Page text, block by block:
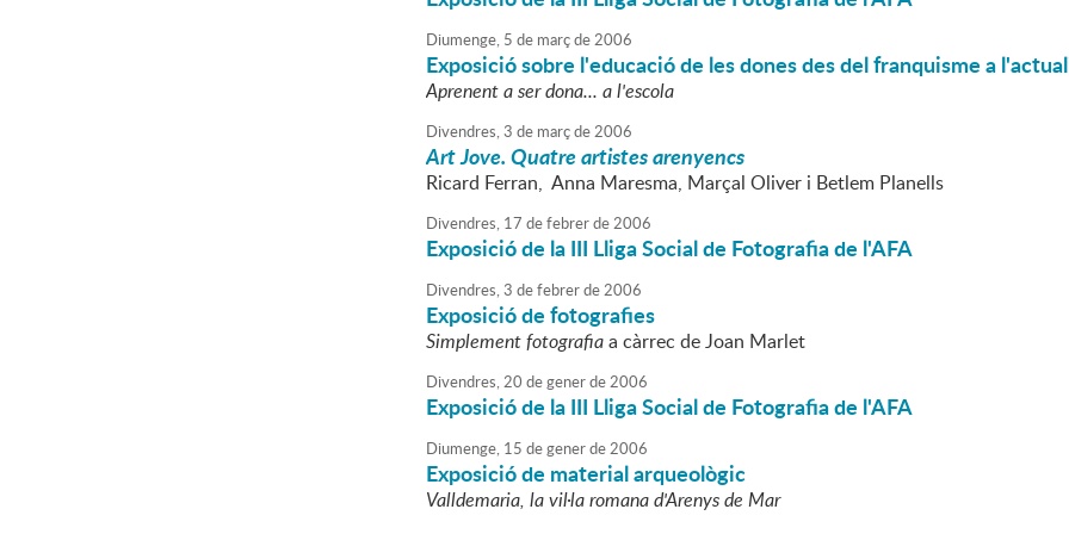
Diumenge, 5 de marçde2006
Exposició sobre l'educació de les dones des del franquisme a
Aprenent a ser dona... a l'escola
Divendres,3 de marçde2006
Art Jove. Quatre artistes arenyencs
Ricard Ferran, Anna Maresma, Marçal Oliver i Betlem Planells
Divendres, 17 defebrerde2006
Exposició de la III Lliga Social de Fotografia de l'AFA
Divendres,3 defebrerde2006
Exposició de fotografies
Simplement fotografiaa càrrec de Joan Marlet
Divendres,20 degenerde2006
Exposició de la III Lliga Social de Fotografia de l'AFA
Diumenge, 15 degenerde2006
Exposició de material arqueològic
Valldemaria, la vil·la romana d'Arenys de Mar